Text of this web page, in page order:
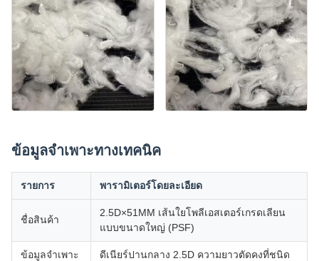
ข้อมูลจำเพาะทางเทคนิค
รายการ พารามิเตอร์โดยละเอียด
ชื่อสินค้า
2.5D×51MM เส้นใยโพลีเอสเตอร์เกรดเลียน
แบบขนาดใหญ่ (PSF)
ข้อมูลจำเพาะ
ดีเนียร์ปานกลาง 2.5D ความยาวตัดคงที่ชนิด